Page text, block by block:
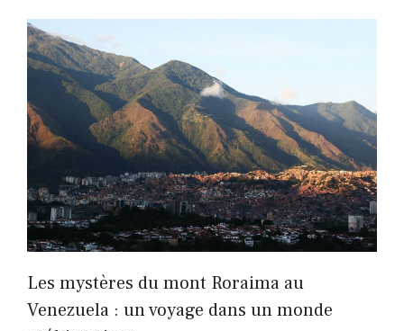
Les mystères du mont Roraima au
Venezuela : un voyage dans un monde